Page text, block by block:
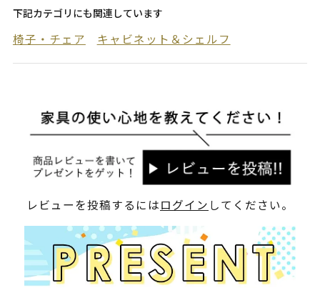
下記カテゴリにも関連しています
椅子・チェア キャビネット＆シェルフ
レビューを投稿するにはログイン してください。